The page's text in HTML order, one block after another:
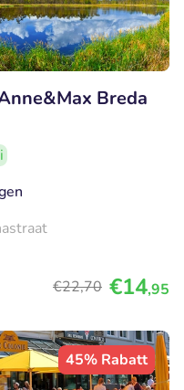
Breda
€22,70 €14,95
45% Rabatt